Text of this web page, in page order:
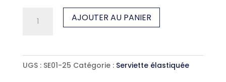
élastiquée
bleu
AJOUTER AU PANIER
UGS : SE01-25 Catégorie : Serviette élastiquée